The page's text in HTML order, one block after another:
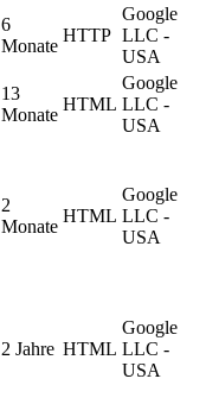
6
Monate
HTTP
Google
LLC -
USA
13
Monate
HTML
Google
LLC -
USA
2
Monate
HTML
Google
LLC -
USA
2 Jahre HTML
Google
LLC -
USA